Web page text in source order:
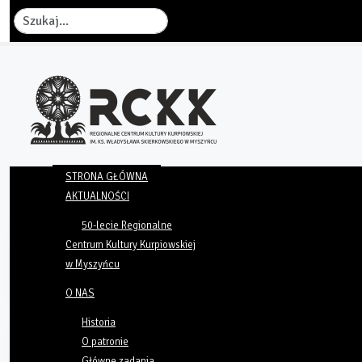
Szukaj
STRONA GŁÓWNA
AKTUALNOŚCI
50-lecie Regionalne
Centrum Kultury Kurpiowskiej
w Myszyńcu
O NAS
Historia
O patronie